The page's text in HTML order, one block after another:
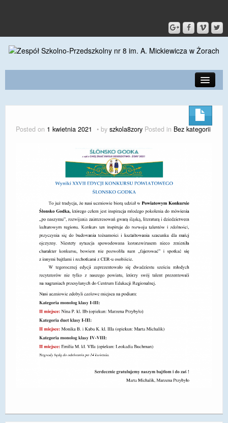
DLA RODZICÓW I UCZNIÓW
DLA PRACOWNIKÓW
GALERIA
SPORT
DOSTĘPNOŚĆ
POLITYKA PRYWATNOŚCI
RODO
EGZAMIN ÓSMOKLASISTY
STANDARDY OCHRONY MAŁOLETNICH
PROJEKT ,,SZKOŁY Z JAKOŚCIĄ – ROZWÓJ
KSZTAŁCENIA OGÓLNEGO NA TERENIE MIASTA
Posted on 1 kwietnia 2021 by szkola8zory Posted in Bez kategorii